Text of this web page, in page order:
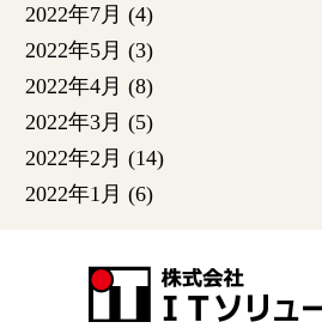
2022年7月 (4)
2022年5月 (3)
2022年4月 (8)
2022年3月 (5)
2022年2月 (14)
2022年1月 (6)